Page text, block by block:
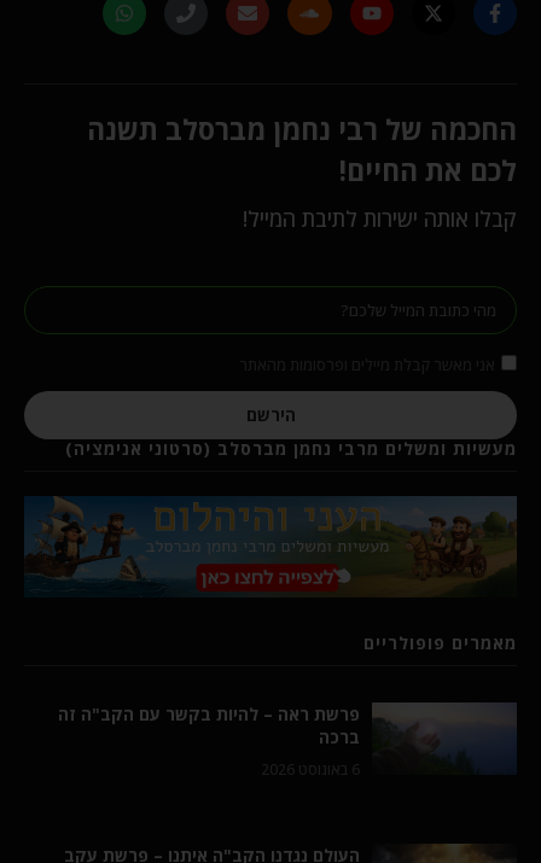
החכמה של רבי נחמן מברסלב תשנה
לכם את החיים!
קבלו אותה ישירות לתיבת המייל!
הירשם
מעשיות ומשלים מרבי נחמן מברסלב (סרטוני אנימציה)
מאמרים פופולריים
פרשת ראה – להיות בקשר עם הקב"ה זה
ברכה
6 באוגוסט 2026
העולם נגדנו הקב"ה איתנו – פרשת עקב